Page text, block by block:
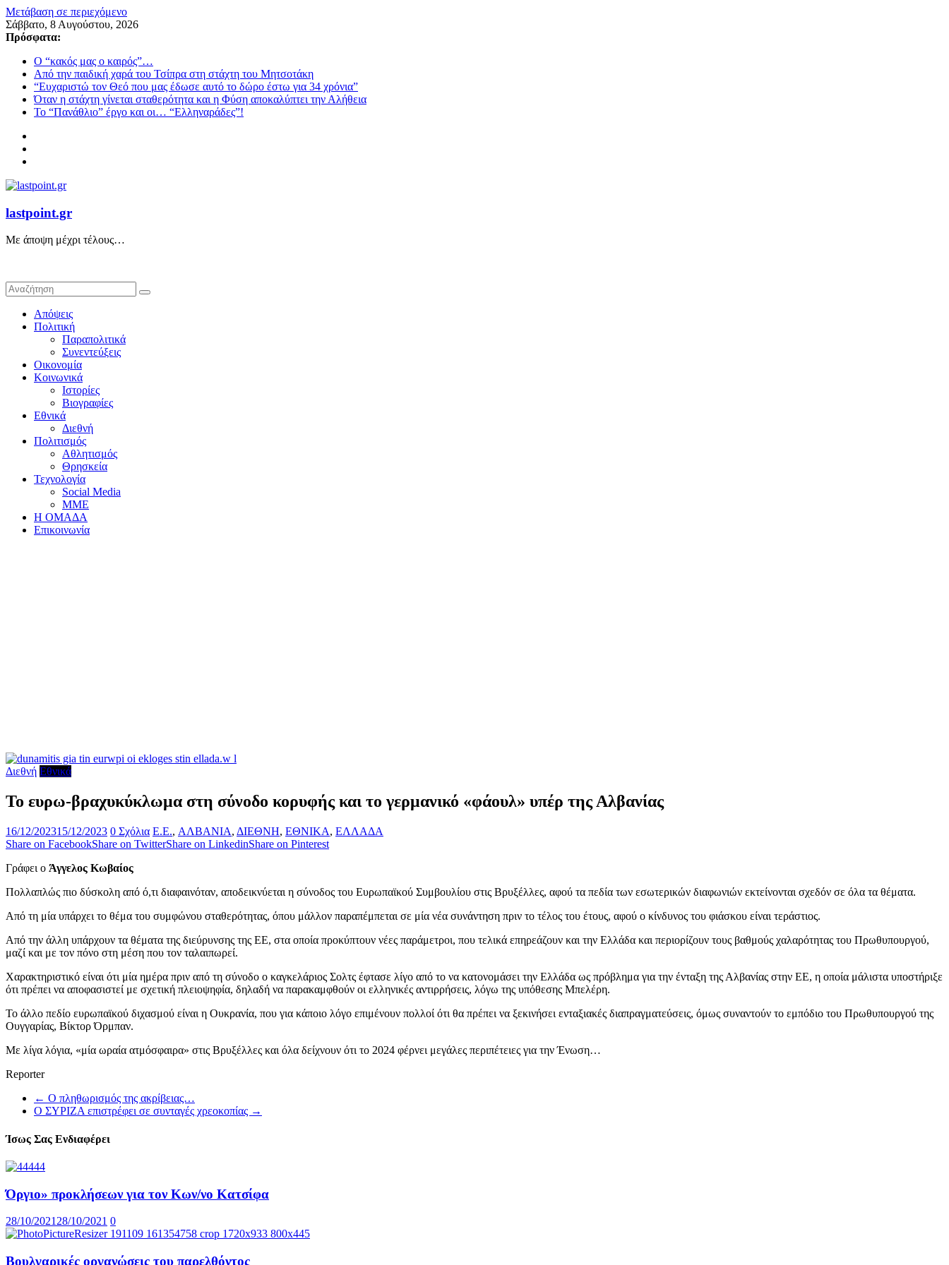
Μετάβαση σε περιεχόμενο
Σάββατο, 8 Αυγούστου, 2026
Πρόσφατα:
Ο “κακός μας ο καιρός”…
Από την παιδική χαρά του Τσίπρα στη στάχτη του Μητσοτάκη
“Ευχαριστώ τον Θεό που μας έδωσε αυτό το δώρο έστω για 34 χρόνια”
Όταν η στάχτη γίνεται σταθερότητα και η Φύση αποκαλύπτει την Αλήθεια
Το “Πανάθλιο” έργο και οι… “Ελληναράδες”!
lastpoint.gr
Με άποψη μέχρι τέλους…
Απόψεις
Πολιτική
Παραπολιτικά
Συνεντεύξεις
Οικονομία
Κοινωνικά
Ιστορίες
Βιογραφίες
Εθνικά
Διεθνή
Πολιτισμός
Αθλητισμός
Θρησκεία
Τεχνολογία
Social Media
ΜΜΕ
Η ΟΜΑΔΑ
Επικοινωνία
Διεθνή Εθνικά
Το ευρω-βραχυκύκλωμα στη σύνοδο κορυφής και το γερμανικό «φάουλ» υπέρ της Αλβανίας
16/12/202315/12/2023 0 Σχόλια E.E., ΑΛΒΑΝΙΑ, ΔΙΕΘΝΗ, ΕΘΝΙΚΑ, ΕΛΛΑΔΑ
Share on FacebookShare on TwitterShare on LinkedinShare on Pinterest
Γράφει ο Άγγελος Κωβαίος
Πολλαπλώς πιο δύσκολη από ό,τι διαφαινόταν, αποδεικνύεται η σύνοδος του Ευρωπαϊκού Συμβουλίου στις Βρυξέλλες, αφού τα πεδία των εσωτερικών διαφωνιών εκτείνονται σχεδόν σε όλα τα θέματα.
Από τη μία υπάρχει το θέμα του συμφώνου σταθερότητας, όπου μάλλον παραπέμπεται σε μία νέα συνάντηση πριν το τέλος του έτους, αφού ο κίνδυνος του φιάσκου είναι τεράστιος.
Από την άλλη υπάρχουν τα θέματα της διεύρυνσης της ΕΕ, στα οποία προκύπτουν νέες παράμετροι, που τελικά επηρεάζουν και την Ελλάδα και περιορίζουν τους βαθμούς χαλαρότητας του Πρωθυπουργού,
μαζί και με τον πόνο στη μέση που τον ταλαιπωρεί.
Χαρακτηριστικό είναι ότι μία ημέρα πριν από τη σύνοδο ο καγκελάριος Σολτς έφτασε λίγο από το να κατονομάσει την Ελλάδα ως πρόβλημα για την ένταξη της Αλβανίας στην ΕΕ, η οποία μάλιστα υποστήριξε
ότι πρέπει να αποφασιστεί με σχετική πλειοψηφία, δηλαδή να παρακαμφθούν οι ελληνικές αντιρρήσεις, λόγω της υπόθεσης Μπελέρη.
Το άλλο πεδίο ευρωπαϊκού διχασμού είναι η Ουκρανία, που για κάποιο λόγο επιμένουν πολλοί ότι θα πρέπει να ξεκινήσει ενταξιακές διαπραγματεύσεις, όμως συναντούν το εμπόδιο του Πρωθυπουργού της
Ουγγαρίας, Βίκτορ Όρμπαν.
Με λίγα λόγια, «μία ωραία ατμόσφαιρα» στις Βρυξέλλες και όλα δείχνουν ότι το 2024 φέρνει μεγάλες περιπέτειες για την Ένωση…
Reporter
← Ο πληθωρισμός της ακρίβειας…
Ο ΣΥΡΙΖΑ επιστρέφει σε συνταγές χρεοκοπίας →
Ίσως Σας Ενδιαφέρει
Όργιο» προκλήσεων για τον Κων/νο Κατσίφα
28/10/2021 28/10/2021 0
Βουλγαρικές οργανώσεις του παρελθόντος